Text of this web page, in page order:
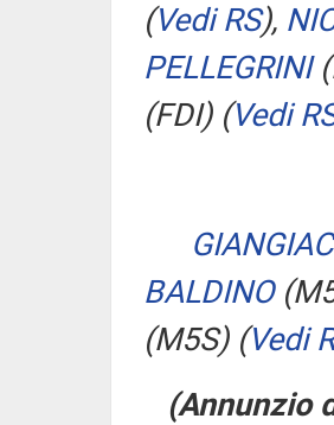
(Vedi RS),
PELLEGRINI
(FDI) (Vedi
BALDINO
(M5S) (Vedi
(Annunzio